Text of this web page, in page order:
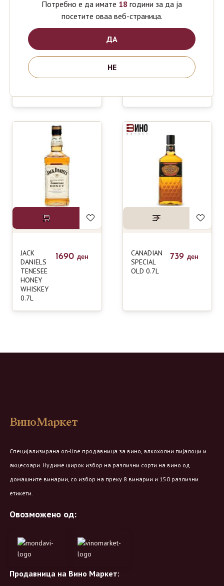
JAMESON
IRISH
0.7L
TRIFUN
RAKIJA 0.5 L
ден
JACK
DANIELS
TENESEE
HONEY
WHISKEY
0.7L
1690 ден
CANADIAN
SPECIAL
OLD 0.7L
739 ден
ВиноМаркет
Специјализирана on-line продавница за вино, алкохолни пијалоци и
акцесоари. Нудиме широк избор на различни сорти на вино од
домашните винарии, со избор на преку 8 винарии и 150 различни
етикети.
Овозможено од:
Продавница на Вино Маркет:
Потребно е да имате 18 години за да ја
посетите оваа веб-страница.
ДА
НЕ